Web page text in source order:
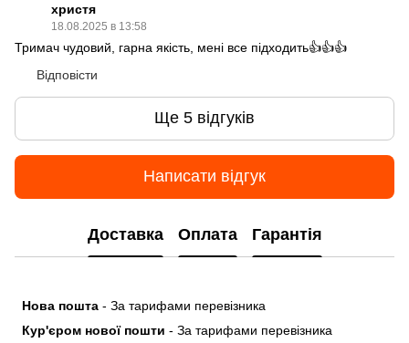
христя
18.08.2025 в 13:58
Тримач чудовий, гарна якість, мені все підходить👍👍👍
Відповісти
Ще 5 відгуків
Написати відгук
Доставка Оплата Гарантія
Нова пошта - За тарифами перевізника
Кур'єром нової пошти - За тарифами перевізника